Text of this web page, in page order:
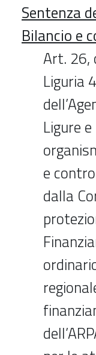
Sentenza
Bilancio e
Art. 26,
Liguria
Ligure
e
dalla